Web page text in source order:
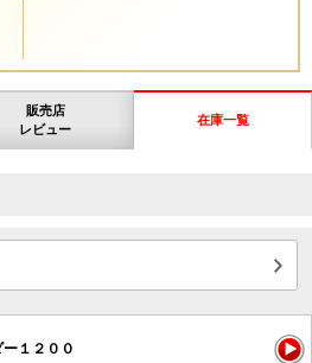
販売店
レビュー
在庫一覧
１２００